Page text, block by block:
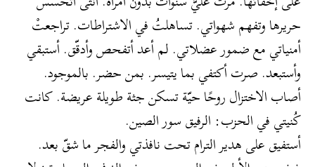
حريرها وتفهم شهواتي. تساهلتُ في الاشتراطات. تراجعتْ
أمنياتي مع ضمور عضلاتي. لم أعد أتفحص وأدقّق. أستبقي
وأستبعد. صرت أكتفي بما يتيسر. بمن حضر. بالموجود.
أصاب الاختزال روحًا حيّة تسكن جثة طويلة عريضة. كانت
كُنيتي في الحزب: الرفيق سور الصين.
أستفيق على هدير الترام تحت نافذتي والفجر ما شقّ بعد.